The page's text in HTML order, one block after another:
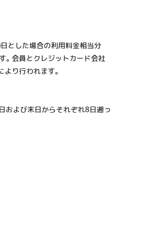
とした場合の利用料金相当分
。会員とクレジットカード会社
より行われます。
および末日からそれぞれ8日遡っ